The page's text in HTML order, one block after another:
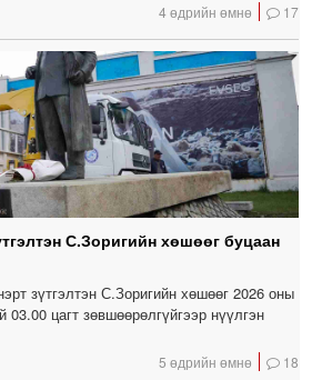
4 өдрийн өмнө 17
С.Зоригийн хөшөөг буцаан
зүтгэлтэн С.Зоригийн хөшөөг 2026 оны
цагт зөвшөөрөлгүйгээр нүүлгэн
5 өдрийн өмнө 18